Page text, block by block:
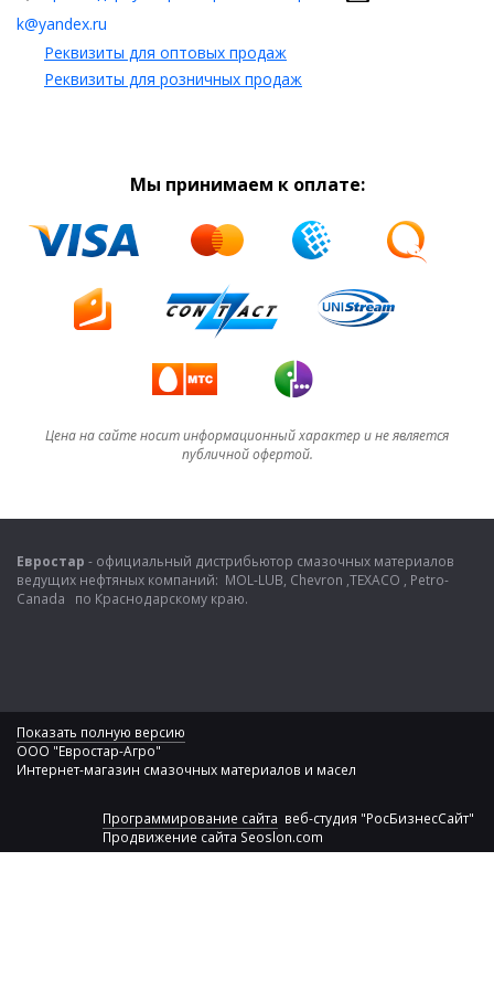
k@yandex.ru
Реквизиты для оптовых продаж
Реквизиты для розничных продаж
Мы принимаем к оплате:
Цена на сайте носит информационный характер и не является
публичной офертой.
Евростар - официальный дистрибьютор смазочных материалов
ведущих нефтяных компаний: MOL-LUB, Chevron ,TEXACO , Petro-
Canada по Краснодарскому краю.
Показать полную версию
ООО "Евростар-Агро"
Интернет-магазин смазочных материалов и масел
Программирование сайта веб-студия "РосБизнесСайт"
Продвижение сайта Seoslon.com